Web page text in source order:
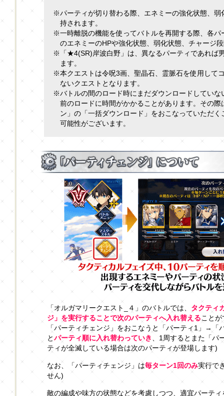
※パーティが切り替わる際、エネミーの強化状態、弱
持されます。
※一時離脱の機能を使ってバトルを再開する際、各パ
のエネミーのHPや強化状態、弱化状態、チャージ
※「★4(SR)岸波白野」は、異なるパーティであれば
ます。
※本クエストは令呪3画、聖晶石、霊脈石を使用して
ないクエストとなります。
※バトルの間のロード時にまだダウンロードしていな
前のロードに時間がかかることがあります。その
ン」の「一括ダウンロード」をおこなっていただ
可能性がございます。
「オルガマリークエスト_４」のバトルでは、 タクティ
ジ」を実行することで次のパーティへ入れ替えること
「パーティチェンジ」をおこなうと「パーティ1」→
とパーティ順に入れ替わっていき
、1周するとまた「
ティが全滅している場合は次のパーティが登場します)
なお、「パーティチェンジ」は毎ターン1回のみ実行で
せん)
敵の編成や味方の状態などを考慮しつつ、適宜パーテ